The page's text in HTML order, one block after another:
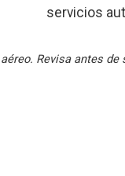
servicios
Revisa antes de